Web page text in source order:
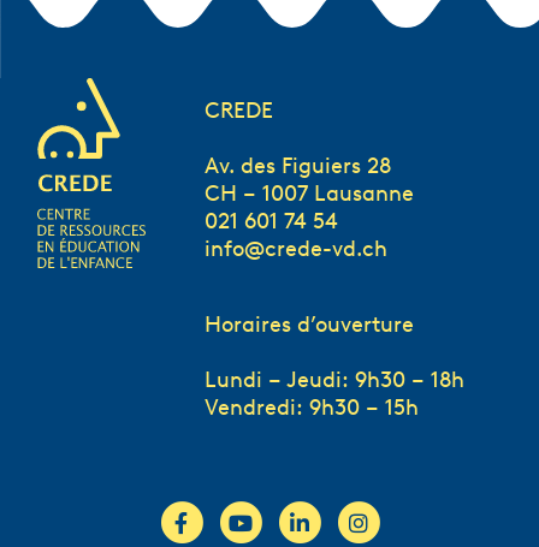
CREDE
Av. des Figuiers 28
CH – 1007 Lausanne
021 601 74 54
info@crede-vd.ch
Horaires d’ouverture
Lundi – Jeudi: 9h30 – 18h
Vendredi: 9h30 – 15h